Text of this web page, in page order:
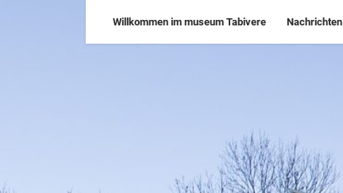
Willkommen im museum Tabivere Nachrichten